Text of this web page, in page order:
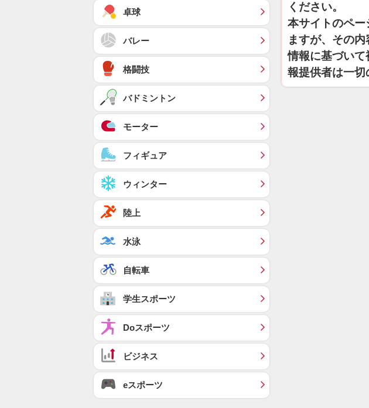
ください。
本サイトのペー
ますが、その
情報に基づい
報提供者は一切
卓球
バレー
格闘技
バドミントン
モーター
フィギュア
ウィンター
陸上
水泳
自転車
学生スポーツ
Doスポーツ
ビジネス
eスポーツ